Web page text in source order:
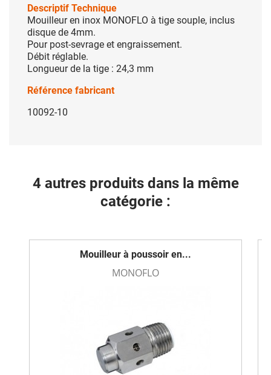
Descriptif Technique
Mouilleur en inox MONOFLO à tige souple, inclus
disque de 4mm.
Pour post-sevrage et engraissement.
Débit réglable.
Longueur de la tige : 24,3 mm
Référence fabricant
10092-10
4 autres produits dans la même
catégorie :
Mouilleur à poussoir en...
MONOFLO